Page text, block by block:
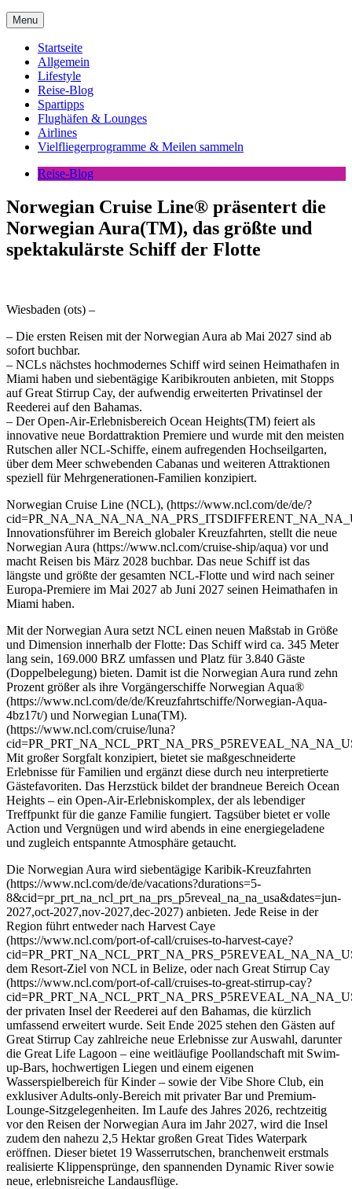
Menu
Startseite
Allgemein
Lifestyle
Reise-Blog
Spartipps
Flughäfen & Lounges
Airlines
Vielfliegerprogramme & Meilen sammeln
Reise-Blog
Norwegian Cruise Line® präsentert die
Norwegian Aura(TM), das größte und
spektakulärste Schiff der Flotte
Wiesbaden (ots) –
– Die ersten Reisen mit der Norwegian Aura ab Mai 2027 sind ab
sofort buchbar.
– NCLs nächstes hochmodernes Schiff wird seinen Heimathafen in
Miami haben und siebentägige Karibikrouten anbieten, mit Stopps
auf Great Stirrup Cay, der aufwendig erweiterten Privatinsel der
Reederei auf den Bahamas.
– Der Open-Air-Erlebnisbereich Ocean Heights(TM) feiert als
innovative neue Bordattraktion Premiere und wurde mit den meisten
Rutschen aller NCL-Schiffe, einem aufregenden Hochseilgarten,
über dem Meer schwebenden Cabanas und weiteren Attraktionen
speziell für Mehrgenerationen-Familien konzipiert.
Norwegian Cruise Line (NCL), (https://www.ncl.com/de/de/?
Innovationsführer im Bereich globaler Kreuzfahrten, stellt die neue
Norwegian Aura (https://www.ncl.com/cruise-ship/aqua) vor und
macht Reisen bis März 2028 buchbar. Das neue Schiff ist das
längste und größte der gesamten NCL-Flotte und wird nach seiner
Europa-Premiere im Mai 2027 ab Juni 2027 seinen Heimathafen in
Miami haben.
Mit der Norwegian Aura setzt NCL einen neuen Maßstab in Größe
und Dimension innerhalb der Flotte: Das Schiff wird ca. 345 Meter
lang sein, 169.000 BRZ umfassen und Platz für 3.840 Gäste
(Doppelbelegung) bieten. Damit ist die Norwegian Aura rund zehn
Prozent größer als ihre Vorgängerschiffe Norwegian Aqua®
(https://www.ncl.com/de/de/Kreuzfahrtschiffe/Norwegian-Aqua-
4bz17t/) und Norwegian Luna(TM).
(https://www.ncl.com/cruise/luna?
Mit großer Sorgfalt konzipiert, bietet sie maßgeschneiderte
Erlebnisse für Familien und ergänzt diese durch neu interpretierte
Gästefavoriten. Das Herzstück bildet der brandneue Bereich Ocean
Heights – ein Open-Air-Erlebniskomplex, der als lebendiger
Treffpunkt für die ganze Familie fungiert. Tagsüber bietet er volle
Action und Vergnügen und wird abends in eine energiegeladene
und zugleich entspannte Atmosphäre getaucht.
Die Norwegian Aura wird siebentägige Karibik-Kreuzfahrten
(https://www.ncl.com/de/de/vacations?durations=5-
8&cid=pr_prt_na_ncl_prt_na_prs_p5reveal_na_na_usa&dates=jun-
2027,oct-2027,nov-2027,dec-2027) anbieten. Jede Reise in der
Region führt entweder nach Harvest Caye
(https://www.ncl.com/port-of-call/cruises-to-harvest-caye?
dem Resort-Ziel von NCL in Belize, oder nach Great Stirrup Cay
(https://www.ncl.com/port-of-call/cruises-to-great-stirrup-cay?
der privaten Insel der Reederei auf den Bahamas, die kürzlich
umfassend erweitert wurde. Seit Ende 2025 stehen den Gästen auf
Great Stirrup Cay zahlreiche neue Erlebnisse zur Auswahl, darunter
die Great Life Lagoon – eine weitläufige Poollandschaft mit Swim-
up-Bars, hochwertigen Liegen und einem eigenen
Wasserspielbereich für Kinder – sowie der Vibe Shore Club, ein
exklusiver Adults-only-Bereich mit privater Bar und Premium-
Lounge-Sitzgelegenheiten. Im Laufe des Jahres 2026, rechtzeitig
vor den Reisen der Norwegian Aura im Jahr 2027, wird die Insel
zudem den nahezu 2,5 Hektar großen Great Tides Waterpark
eröffnen. Dieser bietet 19 Wasserrutschen, branchenweit erstmals
realisierte Klippensprünge, den spannenden Dynamic River sowie
neue, erlebnisreiche Landausflüge.